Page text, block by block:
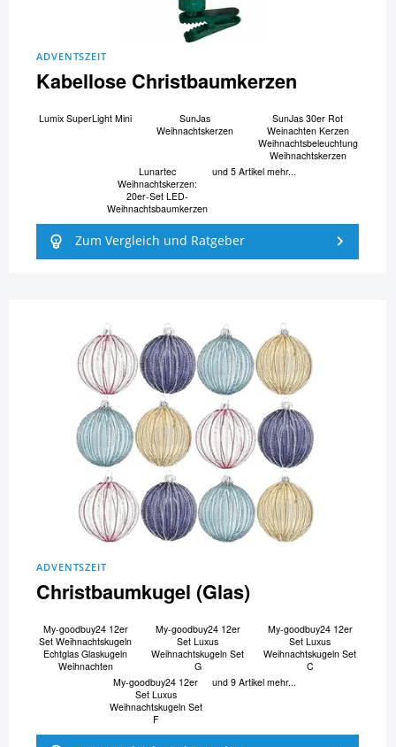
ADVENTSZEIT
Kabellose Christbaumkerzen
Lumix SuperLight Mini
SunJas
Weihnachtskerzen
SunJas 30er Rot
Weinachten Kerzen
Weihnachtsbeleuchtung
Weihnachtskerzen
Lunartec
Weihnachtskerzen:
20er-Set LED-
Weihnachtsbaumkerzen
und 5 Artikel mehr...
Zum Vergleich und Ratgeber
ADVENTSZEIT
Christbaumkugel (Glas)
My-goodbuy24 12er
Set Weihnachtskugeln
Echtglas Glaskugeln
Weihnachten
My-goodbuy24 12er
Set Luxus
Weihnachtskugeln Set
G
My-goodbuy24 12er
Set Luxus
Weihnachtskugeln Set
C
My-goodbuy24 12er
Set Luxus
Weihnachtskugeln Set
F
und 9 Artikel mehr...